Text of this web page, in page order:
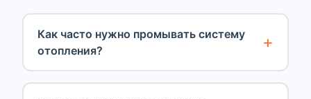
Как часто нужно промывать систему
отопления?